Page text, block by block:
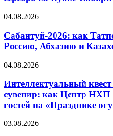
04.08.2026
Сабантуй-2026: как
Россию, Абхазию и
04.08.2026
Интеллектуальный
сувенир: как Центр НХП
гостей на «Празднике
03.08.2026